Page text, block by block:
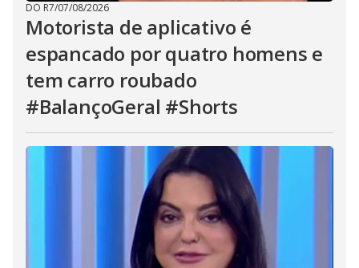
DO R7/07/08/2026
Motorista de aplicativo é
espancado por quatro homens e
tem carro roubado
#BalançoGeral #Shorts